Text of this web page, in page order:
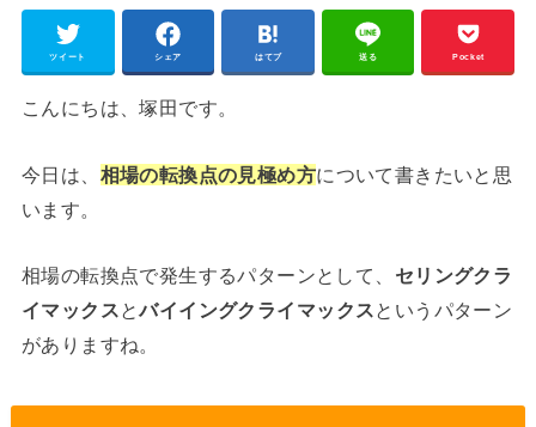
ツイート シェア はてブ 送る Pocket
こんにちは、塚田です。
今日は、 相場の転換点の見極め方について書きたいと思
います。
相場の転換点で発生するパターンとして、 セリングクラ
イマックスとバイイングクライマックスというパターン
がありますね。